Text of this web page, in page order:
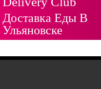
Доставка Еды В
Ульяновске